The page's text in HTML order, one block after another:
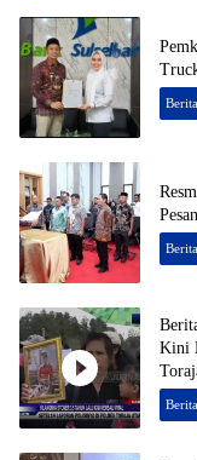
Berita
Berita
Kini
Berita